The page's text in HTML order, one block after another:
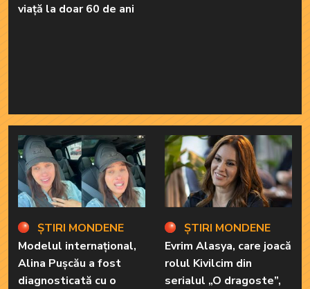
viață la doar 60 de ani
ȘTIRI MONDENE
Modelul internațional,
Alina Pușcău a fost
diagnosticată cu o
ȘTIRI MONDENE
Evrim Alasya, care joacă
rolul Kivilcim din
serialul „O dragoste”,